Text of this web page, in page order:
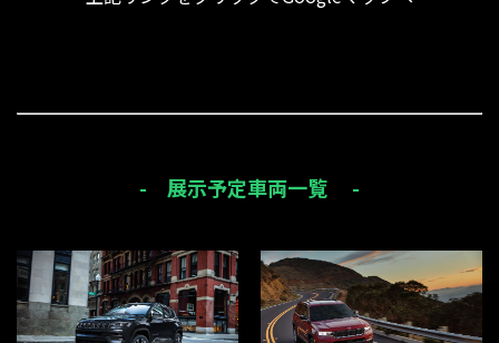
- 展示予定車両一覧 -